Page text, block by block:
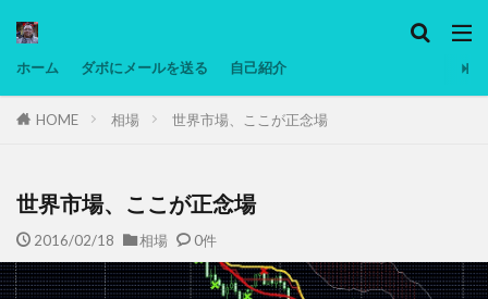
ホーム ダボにメールを送る 自己紹介
HOME 相場 世界市場、ここが正念場
世界市場、ここが正念場
2016/02/18 相場 0件
タグ
マレーシア動画
ヨーグルト
備忘録
動画 日本人村社会 脱水シート